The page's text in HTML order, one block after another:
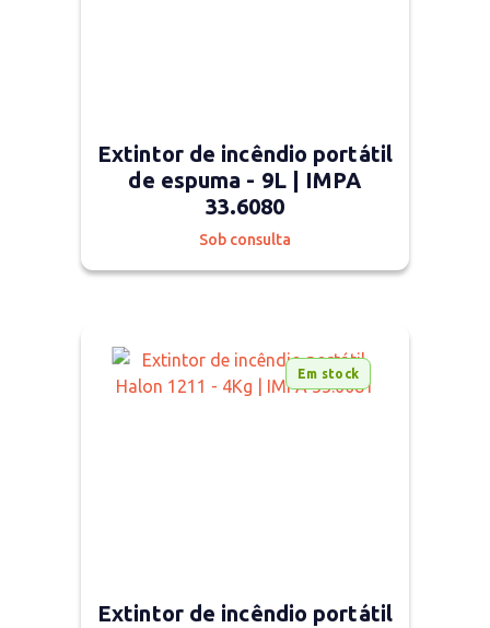
Extintor de incêndio portátil
de espuma - 9L | IMPA
33.6080
Sob consulta
Em stock
Extintor de incêndio portátil